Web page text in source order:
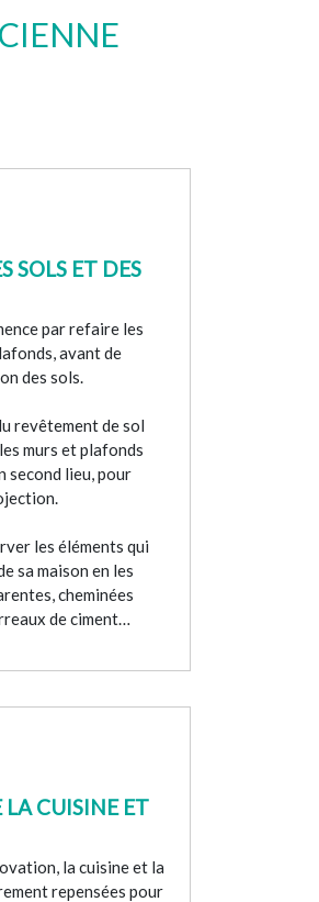
SOLS ET DES
par refaire les
avant de
des sols.
revêtement de sol
murs et plafonds
second lieu, pour
les éléments qui
sa maison en les
cheminées
de ciment…
CUISINE ET
la cuisine et la
repensées pour